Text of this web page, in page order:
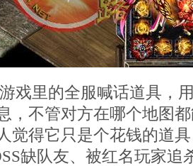
戏里的全服喊话道具，
，不管对方在哪个地图
觉得它只是个花钱的道
缺队友、被红名玩家追